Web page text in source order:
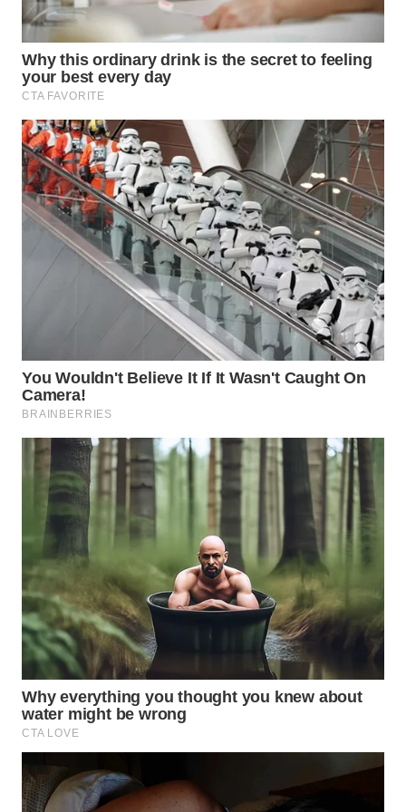
Wahana
Media
Group
WAHANA
NEWS
WAHANA
TANI
WAHANA
WAHANA
KONSUMEN
WAHANA
LISTRIK
WAHANA
TV
WAHANANEWS
ID
WAHANANEWS
CO ID
WAHANANEWS
NET